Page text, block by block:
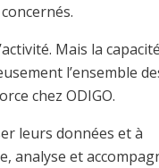
Mais la
l’ensemble
chez ODIGO.
leurs données et à
analyse et